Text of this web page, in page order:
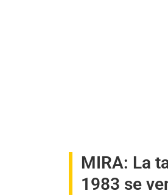
MIRA: La
1983 se